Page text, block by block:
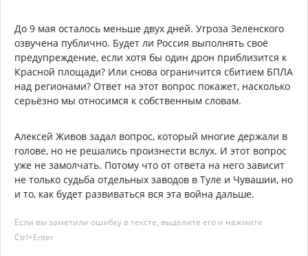
До 9 мая осталось меньше двух дней. Угроза Зеленского
озвучена публично. Будет ли Россия выполнять своё
предупреждение, если хотя бы один дрон приблизится к
Красной площади? Или снова ограничится сбитием БПЛА
над регионами? Ответ на этот вопрос покажет, насколько
серьёзно мы относимся к собственным словам.
Алексей Живов задал вопрос, который многие держали в
голове, но не решались произнести вслух. И этот вопрос
уже не замолчать. Потому что от ответа на него зависит
не только судьба отдельных заводов в Туле и Чувашии, но
и то, как будет развиваться вся эта война дальше.
Если вы заметили ошибку в тексте, выделите его и нажмите
Ctrl+Enter